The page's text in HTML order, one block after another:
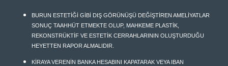
BURUN ESTETİĞİ GİBİ DIŞ GÖRÜNÜŞÜ DEĞİŞTİREN AMELİYATLAR
SONUÇ TAAHHÜT ETMEKTE OLUP, MAHKEME PLASTİK,
REKONSTRÜKTİF VE ESTETİK CERRAHLARININ OLUŞTURDUĞU
HEYETTEN RAPOR ALMALIDIR.
KİRAYA VERENİN BANKA HESABINI KAPATARAK VEYA IBAN